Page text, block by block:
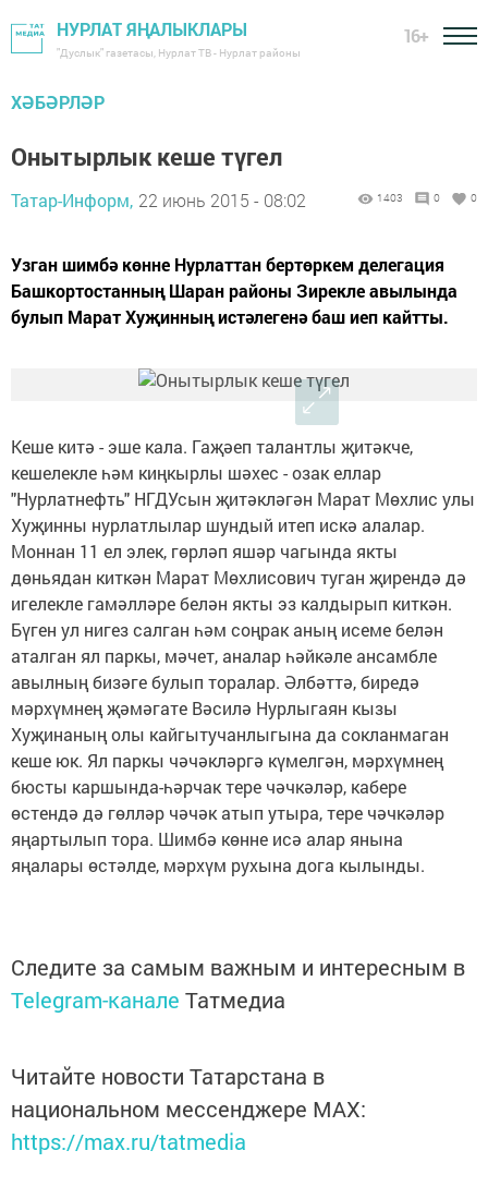
НУРЛАТ ЯҢАЛЫКЛАРЫ
"Дуслык" газетасы, Нурлат ТВ - Нурлат районы
16+
ХӘБӘРЛӘР
Онытырлык кеше түгел
Татар-Информ, 22 июнь 2015 - 08:02 1403 0 0
Узган шимбә көнне Нурлаттан бертөркем делегация
Башкортостанның Шаран районы Зирекле авылында
булып Марат Хуҗинның истәлегенә баш иеп кайтты.
Кеше китә - эше кала. Гаҗәеп талантлы җитәкче,
кешелекле һәм киңкырлы шәхес - озак еллар
"Нурлатнефть" НГДУсын җитәкләгән Марат Мөхлис улы
Хуҗинны нурлатлылар шундый итеп искә алалар.
Моннан 11 ел элек, гөрләп яшәр чагында якты
дөньядан киткән Марат Мөхлисович туган җирендә дә
игелекле гамәлләре белән якты эз калдырып киткән.
Бүген ул нигез салган һәм соңрак аның исеме белән
аталган ял паркы, мәчет, аналар һәйкәле ансамбле
авылның бизәге булып торалар. Әлбәттә, биредә
мәрхүмнең җәмәгате Вәсилә Нурлыгаян кызы
Хуҗинаның олы кайгытучанлыгына да сокланмаган
кеше юк. Ял паркы чәчәкләргә күмелгән, мәрхүмнең
бюсты каршында-һәрчак тере чәчкәләр, кабере
өстендә дә гөлләр чәчәк атып утыра, тере чәчкәләр
яңартылып тора. Шимбә көнне исә алар янына
яңалары өстәлде, мәрхүм рухына дога кылынды.
Следите за самым важным и интересным в
Telegram-канале Татмедиа
Читайте новости Татарстана в
национальном мессенджере MАХ:
https://max.ru/tatmedia